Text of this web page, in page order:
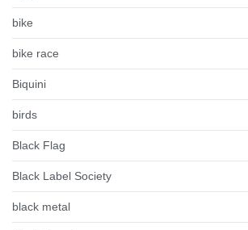
bike
bike race
Biquini
birds
Black Flag
Black Label Society
black metal